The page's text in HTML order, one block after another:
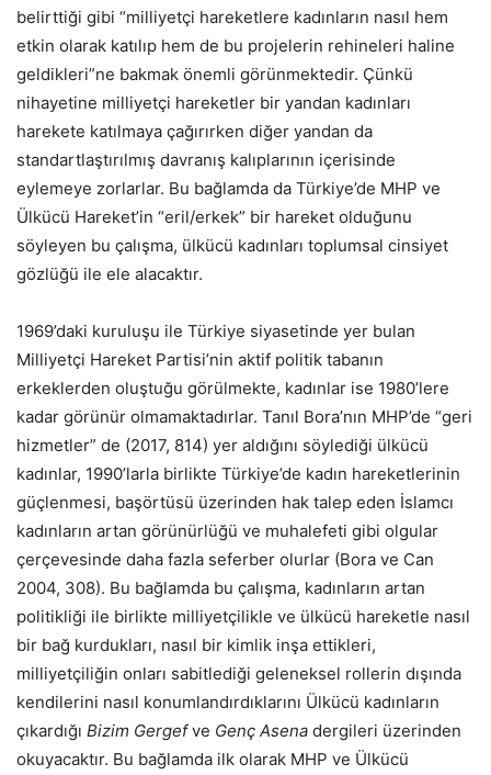
belirttiği gibi “milliyetçi hareketlere kadınların nasıl hem
etkin olarak katılıp hem de bu projelerin rehineleri haline
geldikleri”ne bakmak önemli görünmektedir. Çünkü
nihayetine milliyetçi hareketler bir yandan kadınları
harekete katılmaya çağırırken diğer yandan da
standartlaştırılmış davranış kalıplarının içerisinde
eylemeye zorlarlar. Bu bağlamda da Türkiye’de MHP ve
Ülkücü Hareket’in “eril/erkek” bir hareket olduğunu
söyleyen bu çalışma, ülkücü kadınları toplumsal cinsiyet
gözlüğü ile ele alacaktır.
1969’daki kuruluşu ile Türkiye siyasetinde yer bulan
Milliyetçi Hareket Partisi’nin aktif politik tabanın
erkeklerden oluştuğu görülmekte, kadınlar ise 1980’lere
kadar görünür olmamaktadırlar. Tanıl Bora’nın MHP’de “geri
hizmetler” de (2017, 814) yer aldığını söylediği ülkücü
kadınlar, 1990’larla birlikte Türkiye’de kadın hareketlerinin
güçlenmesi, başörtüsü üzerinden hak talep eden İslamcı
kadınların artan görünürlüğü ve muhalefeti gibi olgular
çerçevesinde daha fazla seferber olurlar (Bora ve Can
2004, 308). Bu bağlamda bu çalışma, kadınların artan
politikliği ile birlikte milliyetçilikle ve ülkücü hareketle nasıl
bir bağ kurdukları, nasıl bir kimlik inşa ettikleri,
milliyetçiliğin onları sabitlediği geleneksel rollerin dışında
kendilerini nasıl konumlandırdıklarını Ülkücü kadınların
çıkardığı Bizim Gergefve Genç Asena dergileri üzerinden
okuyacaktır. Bu bağlamda ilk olarak MHP ve Ülkücü